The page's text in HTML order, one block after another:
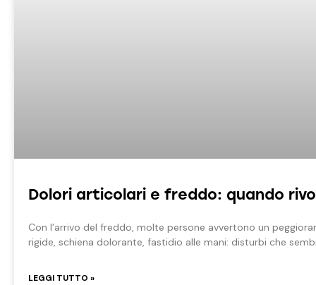
Dolori articolari e freddo: quando
Con l’arrivo del freddo, molte persone avvertono un
rigide, schiena dolorante, fastidio alle mani: disturbi che
LEGGI TUTTO »